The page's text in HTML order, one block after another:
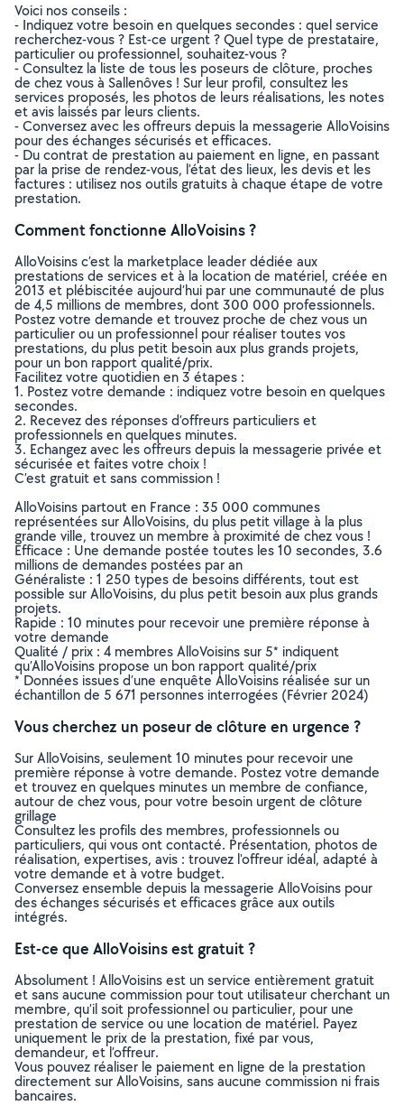
Voici nos conseils :
- Indiquez votre besoin en quelques secondes : quel service
recherchez-vous ? Est-ce urgent ? Quel type de prestataire,
particulier ou professionnel, souhaitez-vous ?
- Consultez la liste de tous les poseurs de clôture, proches
de chez vous à Sallenôves ! Sur leur profil, consultez les
services proposés, les photos de leurs réalisations, les notes
et avis laissés par leurs clients.
- Conversez avec les offreurs depuis la messagerie AlloVoisins
pour des échanges sécurisés et efficaces.
- Du contrat de prestation au paiement en ligne, en passant
par la prise de rendez-vous, l’état des lieux, les devis et les
factures : utilisez nos outils gratuits à chaque étape de votre
prestation.
Comment fonctionne AlloVoisins ?
AlloVoisins c’est la marketplace leader dédiée aux
prestations de services et à la location de matériel, créée en
2013 et plébiscitée aujourd’hui par une communauté de plus
de 4,5 millions de membres, dont 300 000 professionnels.
Postez votre demande et trouvez proche de chez vous un
particulier ou un professionnel pour réaliser toutes vos
prestations, du plus petit besoin aux plus grands projets,
pour un bon rapport qualité/prix.
Facilitez votre quotidien en 3 étapes :
1. Postez votre demande : indiquez votre besoin en quelques
secondes.
2. Recevez des réponses d’offreurs particuliers et
professionnels en quelques minutes.
3. Echangez avec les offreurs depuis la messagerie privée et
sécurisée et faites votre choix !
C’est gratuit et sans commission !
AlloVoisins partout en France : 35 000 communes
représentées sur AlloVoisins, du plus petit village à la plus
grande ville, trouvez un membre à proximité de chez vous !
Efficace : Une demande postée toutes les 10 secondes, 3.6
millions de demandes postées par an
Généraliste : 1 250 types de besoins différents, tout est
possible sur AlloVoisins, du plus petit besoin aux plus grands
projets.
Rapide : 10 minutes pour recevoir une première réponse à
votre demande
Qualité / prix : 4 membres AlloVoisins sur 5* indiquent
qu’AlloVoisins propose un bon rapport qualité/prix
* Données issues d’une enquête AlloVoisins réalisée sur un
échantillon de 5 671 personnes interrogées (Février 2024)
Vous cherchez un poseur de clôture en urgence ?
Sur AlloVoisins, seulement 10 minutes pour recevoir une
première réponse à votre demande. Postez votre demande
et trouvez en quelques minutes un membre de confiance,
autour de chez vous, pour votre besoin urgent de clôture
grillage
Consultez les profils des membres, professionnels ou
particuliers, qui vous ont contacté. Présentation, photos de
réalisation, expertises, avis : trouvez l'offreur idéal, adapté à
votre demande et à votre budget.
Conversez ensemble depuis la messagerie AlloVoisins pour
des échanges sécurisés et efficaces grâce aux outils
intégrés.
Est-ce que AlloVoisins est gratuit ?
Absolument ! AlloVoisins est un service entièrement gratuit
et sans aucune commission pour tout utilisateur cherchant un
membre, qu’il soit professionnel ou particulier, pour une
prestation de service ou une location de matériel. Payez
uniquement le prix de la prestation, fixé par vous,
demandeur, et l’offreur.
Vous pouvez réaliser le paiement en ligne de la prestation
directement sur AlloVoisins, sans aucune commission ni frais
bancaires.